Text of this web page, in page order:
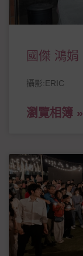
國傑 鴻娟
攝影:ERIC
瀏覽相簿 »